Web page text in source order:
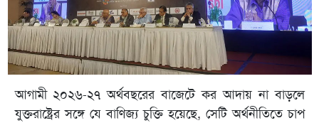
আগামী ২০২৬-২৭ অর্থবছরের বাজেটে কর আদায় না বাড়লে
যুক্তরাষ্ট্রের সঙ্গে যে বাণিজ্য চুক্তি হয়েছে, সেটি অর্থনীতিতে চাপ